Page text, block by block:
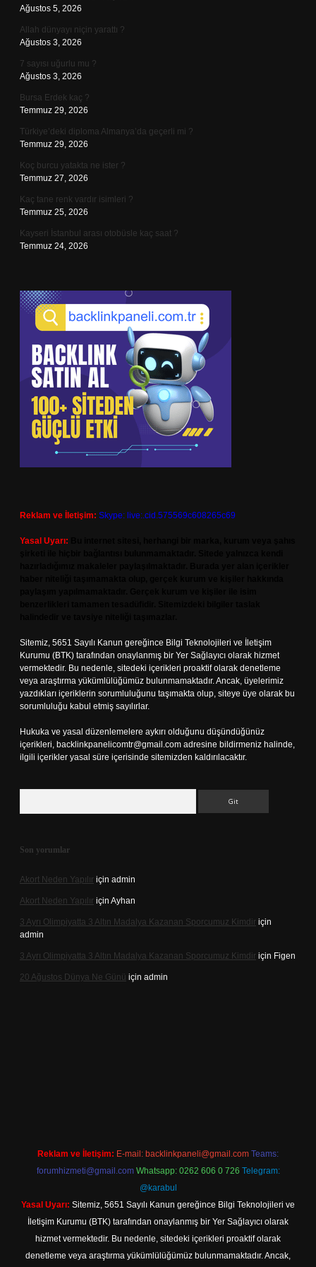
Ağustos 5, 2026
Allah dünyayı niçin yarattı ?
Ağustos 3, 2026
7 sayısı uğurlu mu ?
Ağustos 3, 2026
Bursa Erdek kaç ?
Temmuz 29, 2026
Türkiye’deki diploma Almanya’da geçerli mi ?
Temmuz 29, 2026
Koç burcu yatakta ne ister ?
Temmuz 27, 2026
Kaç tane renk vardır isimleri ?
Temmuz 25, 2026
Kayseri İstanbul arası otobüsle kaç saat ?
Temmuz 24, 2026
Reklam ve İletişim: Skype: live:.cid.575569c608265c69
Yasal Uyarı:
Sitemiz, 5651 Sayılı Kanun gereğince Bilgi Teknolojileri ve İletişim
Kurumu (BTK) tarafından onaylanmış bir Yer Sağlayıcı olarak hizmet
vermektedir. Bu nedenle, sitedeki içerikleri proaktif olarak denetleme
veya araştırma yükümlülüğümüz bulunmamaktadır. Ancak, üyelerimiz
yazdıkları içeriklerin sorumluluğunu taşımakta olup, siteye üye olarak bu
sorumluluğu kabul etmiş sayılırlar.
Hukuka ve yasal düzenlemelere aykırı olduğunu düşündüğünüz
içerikleri, backlinkpanelicomtr@gmail.com adresine bildirmeniz halinde,
ilgili içerikler yasal süre içerisinde sitemizden kaldırılacaktır.
Son yorumlar
Akort Neden Yapılır için admin
Akort Neden Yapılır için Ayhan
3 Ayrı Olimpiyatta 3 Altın Madalya Kazanan Sporcumuz Kimdir için
admin
3 Ayrı Olimpiyatta 3 Altın Madalya Kazanan Sporcumuz Kimdir için Figen
20 Ağustos Dünya Ne Günü için admin
Reklam ve İletişim: E-mail: backlinkpaneli@gmail.com Teams:
forumhizmeti@gmail.com Whatsapp: 0262 606 0 726 Telegram:
@karabul
Yasal Uyarı: Sitemiz, 5651 Sayılı Kanun gereğince Bilgi Teknolojileri ve
İletişim Kurumu (BTK) tarafından onaylanmış bir Yer Sağlayıcı olarak
hizmet vermektedir. Bu nedenle, sitedeki içerikleri proaktif olarak
denetleme veya araştırma yükümlülüğümüz bulunmamaktadır. Ancak,